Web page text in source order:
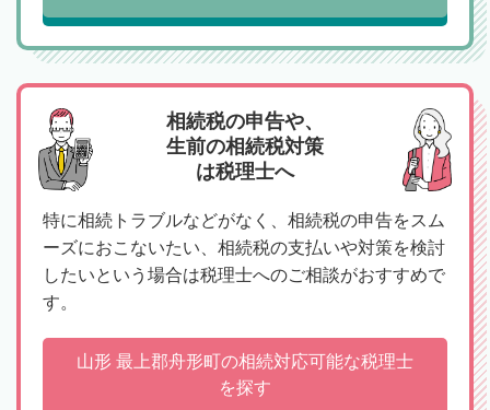
相続税の申告や、
生前の相続税対策
は税理士へ
特に相続トラブルなどがなく、相続税の申告をスム
ーズにおこないたい、相続税の支払いや対策を検討
したいという場合は税理士へのご相談がおすすめで
す。
山形 最上郡舟形町の相続対応可能な税理士
を探す